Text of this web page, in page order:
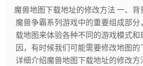
魔兽地图下载地址的修改方法 一、背
魔兽争霸系列游戏中的重要组成部分
载地图来体验各种不同的游戏模式和
因，有时候我们可能需要修改地图
详细介绍魔兽地图下载地址的修改方